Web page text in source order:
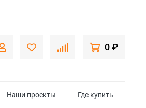
0 ₽
Наши проекты Где купить